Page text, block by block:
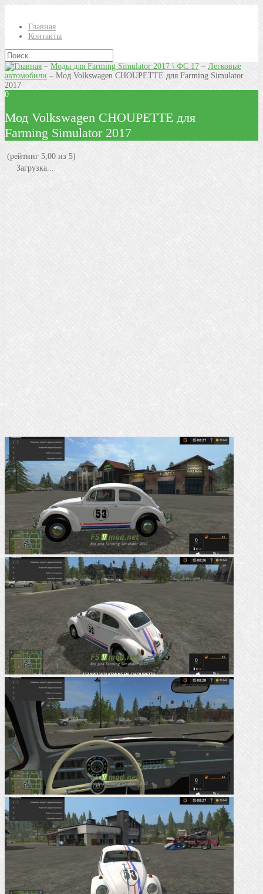
Главная
Контакты
–Моды для Farming Simulator 2017 \ ФС 17– Легковые
автомобили– Мод Volkswagen CHOUPETTE для Farming Simulator
2017
0
Мод Volkswagen CHOUPETTE для
Farming Simulator 2017
(рейтинг 5,00 из 5)
Загрузка...